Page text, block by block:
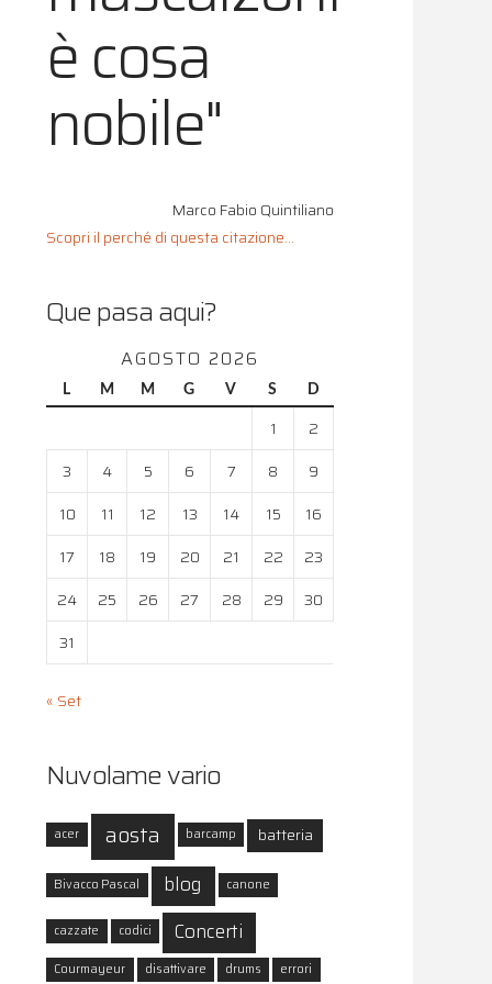
è cosa
nobile"
Marco Fabio Quintiliano
Scopri il perché di questa citazione...
Que pasa aqui?
AGOSTO 2026
L M M G V S D
1
2
3
4 5 6 7 8
9
10
11 12 13 14 15
16
17
18 19 20 21 22
23
24
25 26 27 28 29
30
31
« Set
Nuvolame vario
acer aosta barcamp batteria
Bivacco Pascal blog canone
cazzate codici Concerti
Courmayeur disattivare drums
errori